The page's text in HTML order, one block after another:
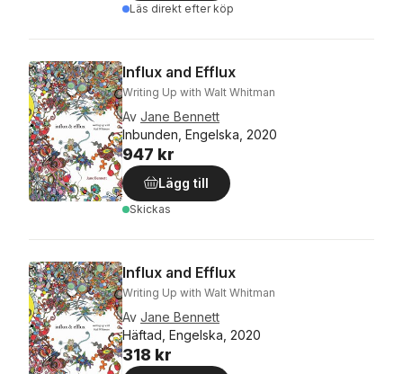
Läs direkt efter köp
Influx and Efflux
Writing Up with Walt Whitman
Av Jane Bennett
Inbunden, Engelska, 2020
947 kr
Lägg till
Skickas
Influx and Efflux
Writing Up with Walt Whitman
Av Jane Bennett
Häftad, Engelska, 2020
318 kr